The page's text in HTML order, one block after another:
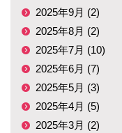
2025年9月 (2)
2025年8月 (2)
2025年7月 (10)
2025年6月 (7)
2025年5月 (3)
2025年4月 (5)
2025年3月 (2)